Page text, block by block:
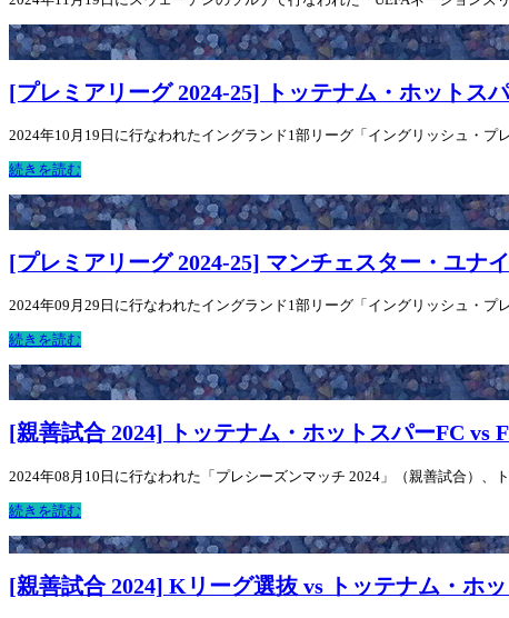
[プレミアリーグ 2024-25] トッテナム・ホットス
2024年10月19日に行なわれたイングランド1部リーグ「イングリッシュ・
続きを読む
[プレミアリーグ 2024-25] マンチェスター・ユナ
2024年09月29日に行なわれたイングランド1部リーグ「イングリッシュ・
続きを読む
[親善試合 2024] トッテナム・ホットスパーFC vs
2024年08月10日に行なわれた「プレシーズンマッチ 2024」（親善試合）
続きを読む
[親善試合 2024] Kリーグ選抜 vs トッテナム・ホ